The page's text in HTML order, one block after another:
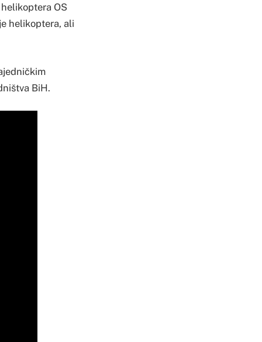
OS
helikoptera, ali
BiH.